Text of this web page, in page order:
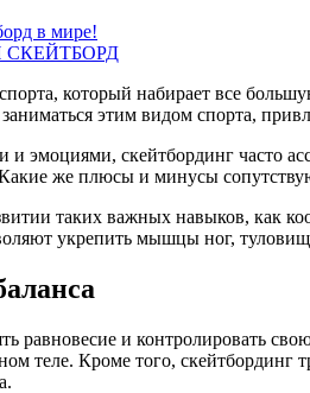
в мире!
СКЕЙТБОРД
который набирает все
этим видом спорта,
скейтбординг часто
же плюсы и минусы
таких важных навыков, как
укрепить мышцы ног,
равновесие и контролировать
теле. Кроме того, скейтбординг